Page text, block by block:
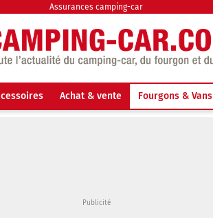
Assurances camping-car
Achat & vente Fourgons & Vans